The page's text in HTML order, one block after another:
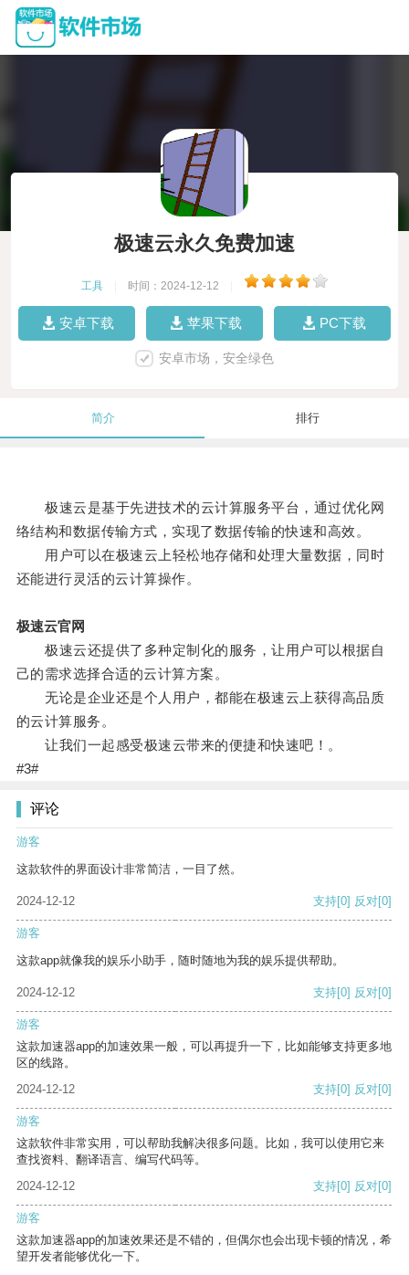
极速云永久免费加速
工具 时间：2024-12-12
安卓下载 苹果下载 PC下载
安卓市场，安全绿色
简介 排行
极速云是基于先进技术的云计算服务平台，通过优化网
络结构和数据传输方式，实现了数据传输的快速和高效。
用户可以在极速云上轻松地存储和处理大量数据，同时
还能进行灵活的云计算操作。
极速云官网
极速云还提供了多种定制化的服务，让用户可以根据自
己的需求选择合适的云计算方案。
无论是企业还是个人用户，都能在极速云上获得高品质
的云计算服务。
让我们一起感受极速云带来的便捷和快速吧！。
#3#
评论
游客
这款软件的界面设计非常简洁，一目了然。
2024-12-12 支持[0] 反对[0]
游客
这款app就像我的娱乐小助手，随时随地为我的娱乐提供帮助。
2024-12-12 支持[0] 反对[0]
游客
这款加速器app的加速效果一般，可以再提升一下，比如能够支持更多地
区的线路。
2024-12-12
支持[0] 反对[0]
游客
这款软件非常实用，可以帮助我解决很多问题。比如，我可以使用它来
查找资料、翻译语言、编写代码等。
2024-12-12
支持[0] 反对[0]
游客
这款加速器app的加速效果还是不错的，但偶尔也会出现卡顿的情况，希
望开发者能够优化一下。